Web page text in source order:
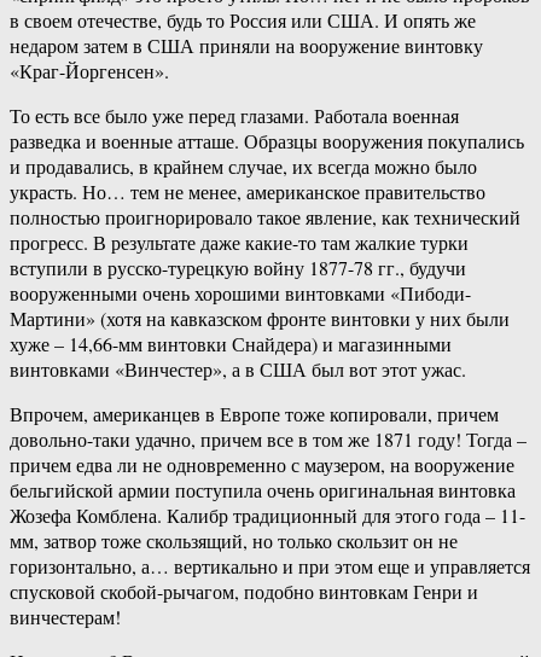
в своем отечестве, будь то Россия или США. И опять же
недаром затем в США приняли на вооружение винтовку
«Краг-Йоргенсен».
То есть все было уже перед глазами. Работала военная
разведка и военные атташе. Образцы вооружения покупались
и продавались, в крайнем случае, их всегда можно было
украсть. Но… тем не менее, американское правительство
полностью проигнорировало такое явление, как технический
прогресс. В результате даже какие-то там жалкие турки
вступили в русско-турецкую войну 1877-78 гг., будучи
вооруженными очень хорошими винтовками «Пибоди-
Мартини» (хотя на кавказском фронте винтовки у них были
хуже – 14,66-мм винтовки Снайдера) и магазинными
винтовками «Винчестер», а в США был вот этот ужас.
Впрочем, американцев в Европе тоже копировали, причем
довольно-таки удачно, причем все в том же 1871 году! Тогда –
причем едва ли не одновременно с маузером, на вооружение
бельгийской армии поступила очень оригинальная винтовка
Жозефа Комблена. Калибр традиционный для этого года – 11-
мм, затвор тоже скользящий, но только скользит он не
горизонтально, а… вертикально и при этом еще и управляется
спусковой скобой-рычагом, подобно винтовкам Генри и
винчестерам!